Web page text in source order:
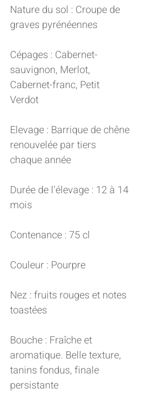
Nature du sol : Croupe de
graves pyrénéennes
Cépages : Cabernet-
sauvignon, Merlot,
Cabernet-franc, Petit
Verdot
Elevage : Barrique de chêne
renouvelée par tiers
chaque année
Durée de l’élevage : 12 à 14
mois
Contenance : 75 cl
Couleur : Pourpre
Nez : fruits rouges et notes
toastées
Bouche : Fraîche et
aromatique. Belle texture,
tanins fondus, finale
persistante